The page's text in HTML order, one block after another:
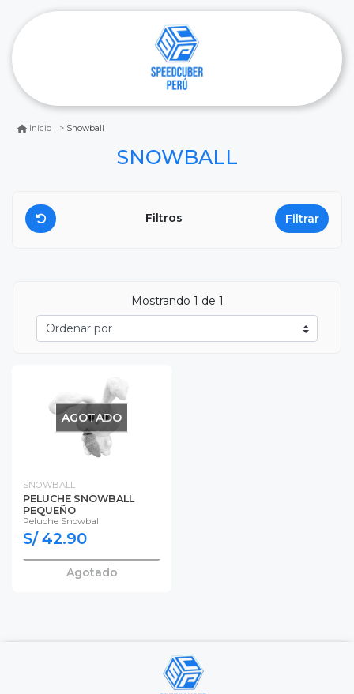
Inicio Snowball
SNOWBALL
Filtros Filtrar
Mostrando 1 de 1
AGOTADO
SNOWBALL
PELUCHE SNOWBALL
PEQUEÑO
Peluche Snowball
S/ 42.90
Agotado